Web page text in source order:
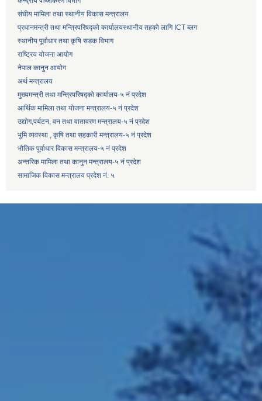
संघीय मामिला तथा स्थानीय विकास मन्त्रालय
प्रधानमन्त्री तथा मन्त्रिपरिषद्को कार्यालयस्थानीय तहको लागि ICT ब्लग
स्थानीय पूर्वाधार तथा कृषि सडक विभाग
राष्ट्रिय योजना आयोग
नेपाल कानुन आयोग
अर्थ मन्त्रालय
मुख्यमन्त्री तथा मन्त्रिपरिषद्को कार्यालय-५ नं प्रदेश
आर्थिक मामिला तथा योजना मन्त्रालय-५ नं प्रदेश
उद्याेग,पर्यटन, वन तथा वातावरण मन्त्रालय-५ नं प्रदेश
भुमि व्यवस्था , कृषि तथा सहकारी मन्त्रालय-५ नं प्रदेश
भौतिक पूर्वाधार विकास मन्त्रालय-५ नं प्रदेश
अन्तरिक मामिला तथा कानुन मन्त्रालय-५ नं प्रदेश
सामाजिक विकास मन्त्रालय प्रदेश नं. ५